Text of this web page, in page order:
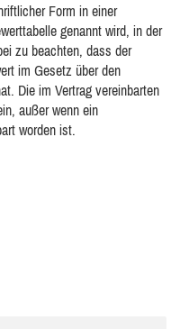
Form in einer
genannt wird, in der
zu beachten, dass der
im Gesetz über den
Die im Vertrag vereinbarten
außer wenn ein
worden ist.